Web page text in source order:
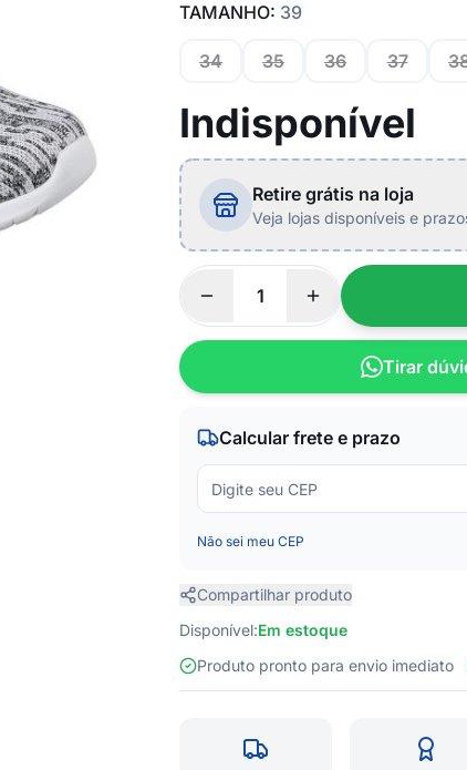
TAMANHO: 39
34 35 36 37
Indisponível
Retire grátis na loja
Veja lojas disponíveis e
Tirar
Calcular frete e prazo
Não sei meu CEP
Compartilhar produto
Disponível:Em estoque
Produto pronto para envio imediato